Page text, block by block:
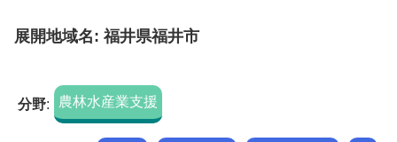
展開地域名: 福井県福井市
分野: 農林水産業支援